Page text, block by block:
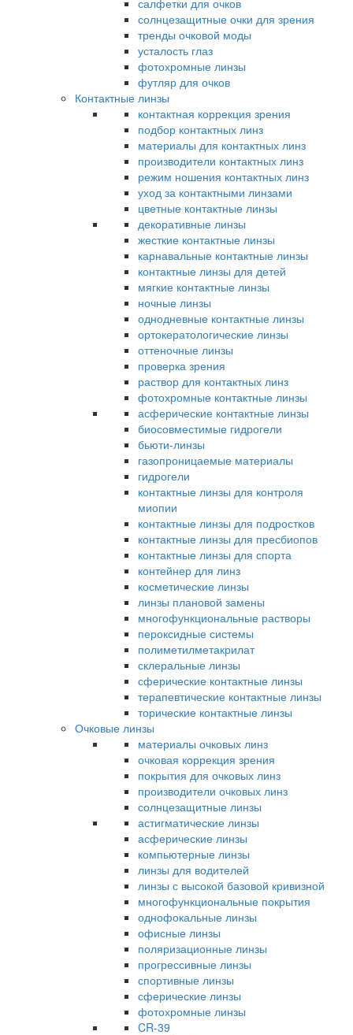
салфетки для очков
солнцезащитные очки для зрения
тренды очковой моды
усталость глаз
фотохромные линзы
футляр для очков
Контактные линзы
контактная коррекция зрения
подбор контактных линз
материалы для контактных линз
производители контактных линз
режим ношения контактных линз
уход за контактными линзами
цветные контактные линзы
декоративные линзы
жесткие контактные линзы
карнавальные контактные линзы
контактные линзы для детей
мягкие контактные линзы
ночные линзы
однодневные контактные линзы
ортокератологические линзы
оттеночные линзы
проверка зрения
раствор для контактных линз
фотохромные контактные линзы
асферические контактные линзы
биосовместимые гидрогели
бьюти-линзы
газопроницаемые материалы
гидрогели
контактные линзы для контроля
миопии
контактные линзы для подростков
контактные линзы для пресбиопов
контактные линзы для спорта
контейнер для линз
косметические линзы
линзы плановой замены
многофункциональные растворы
пероксидные системы
полиметилметакрилат
склеральные линзы
сферические контактные линзы
терапевтические контактные линзы
торические контактные линзы
Очковые линзы
материалы очковых линз
очковая коррекция зрения
покрытия для очковых линз
производители очковых линз
солнцезащитные линзы
астигматические линзы
асферические линзы
компьютерные линзы
линзы для водителей
линзы с высокой базовой кривизной
многофункциональные покрытия
однофокальные линзы
офисные линзы
поляризационные линзы
прогрессивные линзы
спортивные линзы
сферические линзы
фотохромные линзы
CR-39